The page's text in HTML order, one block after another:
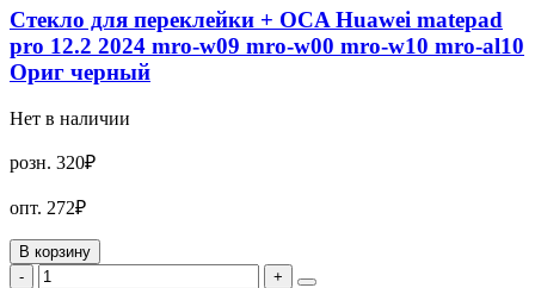
Стекло для переклейки + OCA Huawei matepad
pro 12.2 2024 mro-w09 mro-w00 mro-w10 mro-al10
Ориг черный
Нет в наличии
розн. 320₽
опт. 272₽
В корзину
-
+